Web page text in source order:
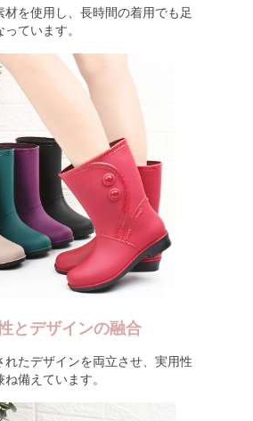
材を使用し、長時間の着用でも足
ています。
とデザインの融合
れたデザインを両立させ、実用性
備えています。